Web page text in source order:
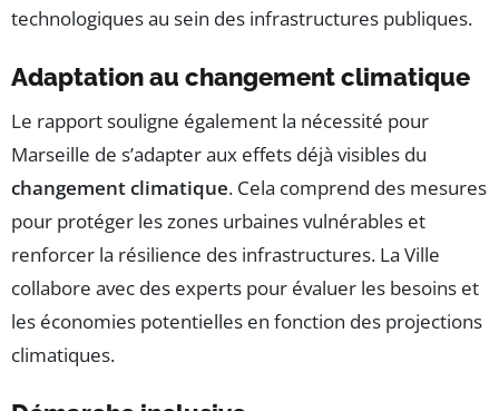
technologiques au sein des infrastructures publiques.
Adaptation au changement climatique
Le rapport souligne également la nécessité pour
Marseille de s’adapter aux effets déjà visibles du
changement climatique. Cela comprend des mesures
pour protéger les zones urbaines vulnérables et
renforcer la résilience des infrastructures. La Ville
collabore avec des experts pour évaluer les besoins et
les économies potentielles en fonction des projections
climatiques.